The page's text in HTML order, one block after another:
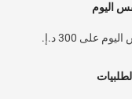
اليوم
على 300 د.إ.